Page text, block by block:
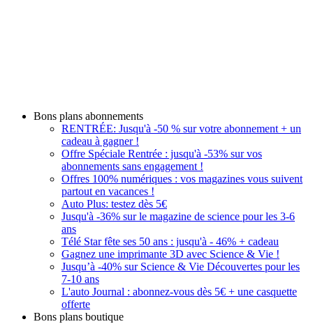
Bons plans abonnements
RENTRÉE: Jusqu'à -50 % sur votre abonnement + un
cadeau à gagner !
Offre Spéciale Rentrée : jusqu'à -53% sur vos
abonnements sans engagement !
Offres 100% numériques : vos magazines vous suivent
partout en vacances !
Auto Plus: testez dès 5€
Jusqu'à -36% sur le magazine de science pour les 3-6
ans
Télé Star fête ses 50 ans : jusqu'à - 46% + cadeau
Gagnez une imprimante 3D avec Science & Vie !
Jusqu’à -40% sur Science & Vie Découvertes pour les
7-10 ans
L'auto Journal : abonnez-vous dès 5€ + une casquette
offerte
Bons plans boutique